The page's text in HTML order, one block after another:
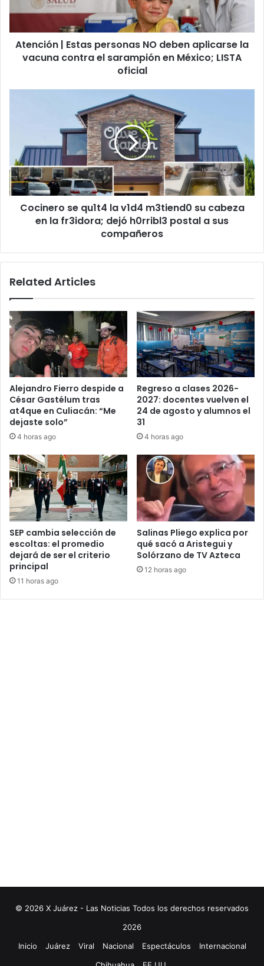
aplicarse
vacuna
contra
México;
Atención | Estas personas NO deben aplicarse la
vacuna contra el sarampión en México; LISTA
oficial
v1d4
m3tiend0
su
cabeza
en
fr3idora;
postal
sus
Cocinero se qu1t4 la v1d4 m3tiend0 su cabeza
en la fr3idora; dejó h0rribl3 postal a sus
compañeros
Related Articles
Alejandro Fierro despide a
César Gastélum tras
at4que en Culiacán: “Me
dejaste solo”
4 horas ago
Regreso a clases 2026-
2027: docentes vuelven el
24 de agosto y alumnos el
31
4 horas ago
SEP cambia selección de
escoltas: el promedio
dejará de ser el criterio
principal
11 horas ago
Salinas Pliego explica por
qué sacó a Aristegui y
Solórzano de TV Azteca
12 horas ago
© 2026 X Juárez - Las Noticias Todos los derechos reservados
2026
Inicio
Juárez Viral Nacional Espectáculos
Internacional